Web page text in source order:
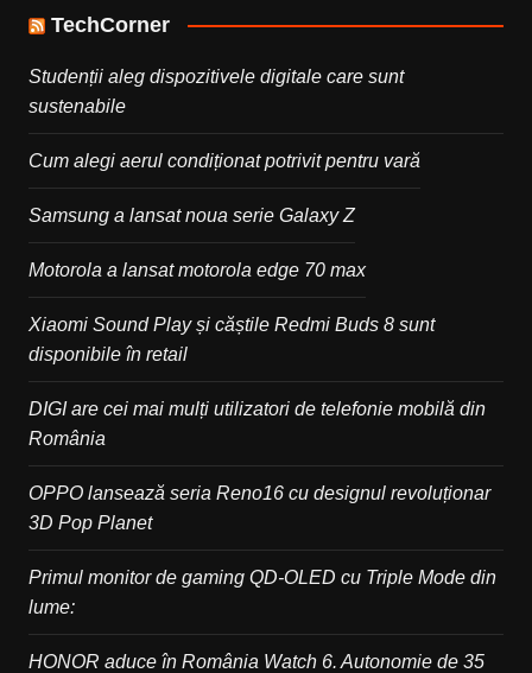
TechCorner
Studenții aleg dispozitivele digitale care sunt
sustenabile
Cum alegi aerul condiționat potrivit pentru vară
Samsung a lansat noua serie Galaxy Z
Motorola a lansat motorola edge 70 max
Xiaomi Sound Play și căștile Redmi Buds 8 sunt
disponibile în retail
DIGI are cei mai mulți utilizatori de telefonie mobilă din
România
OPPO lansează seria Reno16 cu designul revoluționar
3D Pop Planet
Primul monitor de gaming QD-OLED cu Triple Mode din
lume:
HONOR aduce în România Watch 6. Autonomie de 35